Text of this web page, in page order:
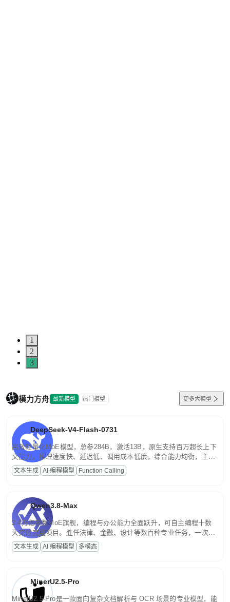
1
2
3
模力方舟 最新模型 热门模型 更多大模型
DeepSeek-V4-Flash-0731
高效轻量化MoE模型，总参284B，激活13B，原生支持百万超长上下
文能力。推理速度快、延迟低、调用成本低廉，综合能力均衡，主打
高并发、轻量化任务，适合日常对话、内容创作、基础 RAG、批量
文案处理等普惠刚需场景。
文本生成 AI 编程模型 Function Calling
Qwen3.8-Max
2.4万亿参数MoE旗舰，编程与办公能力全面跃升，可自主编程十数
天交付完整项目。胜任法律、金融、设计等数百种专业任务，一次对
话端到端交付生产级成果。原生视觉理解贯穿规划、执行与验证全流
程，支持超长文档与长视频的深度语义解析。长程任务中自主规划与
文本生成 AI 编程模型 多模态
MinerU2.5-Pro
MinerU2.5-Pro是一款面向复杂文档解析与 OCR 场景的专业模型，能